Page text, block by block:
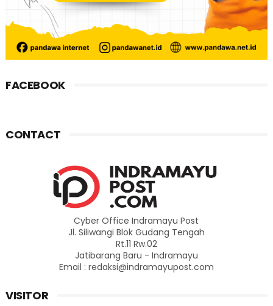
FACEBOOK
CONTACT
Cyber Office Indramayu Post
Jl. Siliwangi Blok Gudang Tengah
Rt.11 Rw.02
Jatibarang Baru - Indramayu
Email : redaksi@indramayupost.com
VISITOR